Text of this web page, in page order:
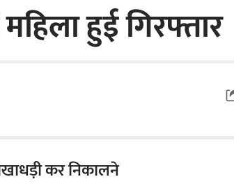
हुई गिरफ्तार
कर निकालने